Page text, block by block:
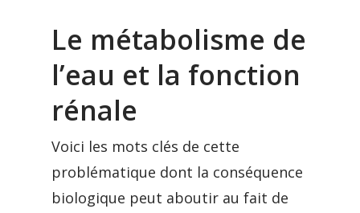
Le métabolisme de
l’eau et la fonction
rénale
Voici les mots clés de cette
problématique dont la conséquence
biologique peut aboutir au fait de